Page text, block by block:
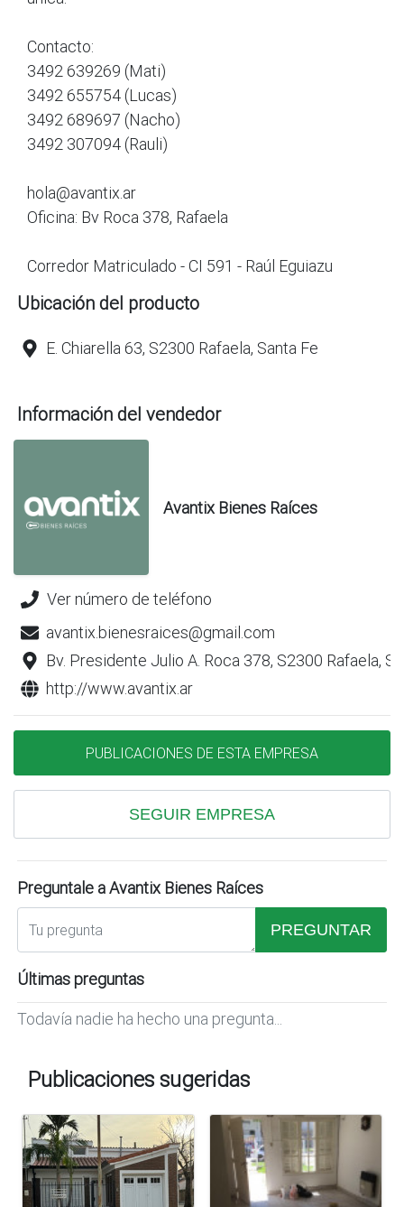
Contacto:
3492 639269 (Mati)
3492 655754 (Lucas)
3492 689697 (Nacho)
3492 307094 (Rauli)
hola@avantix.ar
Oficina: Bv Roca 378, Rafaela
Corredor Matriculado - CI 591 - Raúl Eguiazu
Ubicación del producto
E. Chiarella 63, S2300 Rafaela, Santa Fe
Información del vendedor
Avantix Bienes Raíces
Ver número de teléfono
avantix.bienesraices@gmail.com
Bv. Presidente Julio A. Roca 378, S2300 Rafaela,
http://www.avantix.ar
PUBLICACIONES DE ESTA EMPRESA
SEGUIR EMPRESA
Preguntale a Avantix Bienes Raíces
PREGUNTAR
Últimas preguntas
Todavía nadie ha hecho una pregunta...
Publicaciones sugeridas